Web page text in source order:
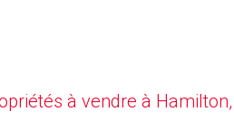
à vendre à Hamilton,